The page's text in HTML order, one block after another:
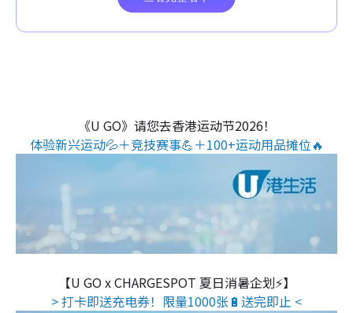
《U GO》请您去香港运动节2026！
体验新兴运动💦＋竞技赛事💪＋100+运动用品摊位🔥
【U GO x CHARGESPOT 夏日消暑企划⚡】
> 打卡即送充电券！限量1000张🔋送完即止 <